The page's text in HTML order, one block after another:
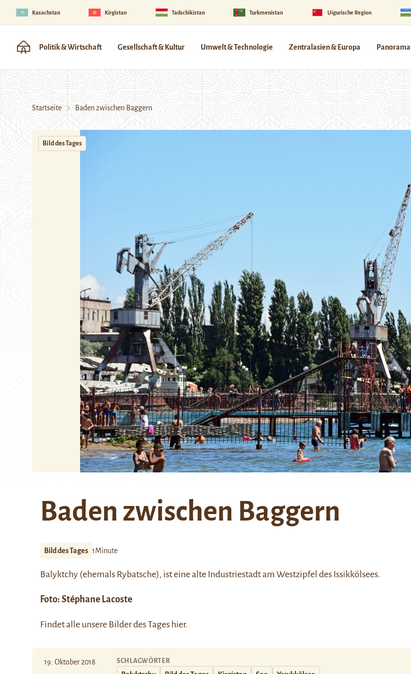
Kasachstan Kirgistan Tadschikistan Turkmenistan Uigurische Region
Politik & Wirtschaft Gesellschaft & Kultur Umwelt & Technologie Zentralasien & Europa Panorama
Startseite Baden zwischen Baggern
Bild des Tages
Baden zwischen Baggern
Bild des Tages 1Minute
Balyktchy (ehemals Rybatsche), ist eine alte Industriestadt am Westzipfel des Issikkölsees.
Foto: Stéphane Lacoste
Findet alle unsere Bilder des Tages hier.
19. Oktober 2018 SCHLAGWÖRTER